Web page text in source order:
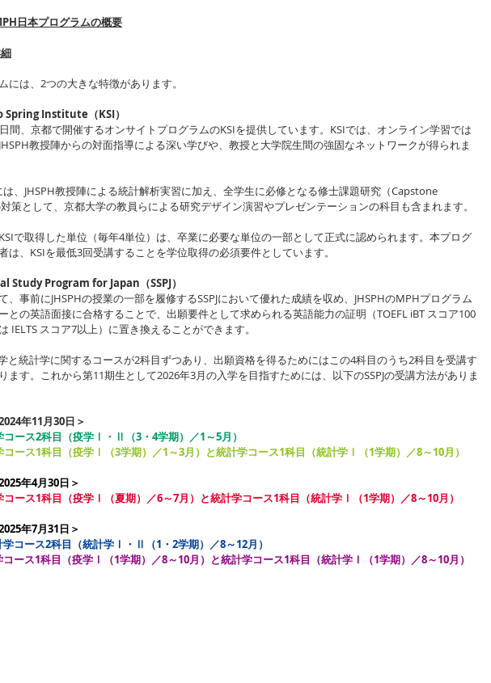
日本プログラムの概要
には、2つの大きな特徴があります。
Spring Institute（KSI）
間、京都で開催するオンサイトプログラムのKSIを提供しています。KSIでは、オンライン学習では
教授陣からの対面指導による深い学びや、教授と大学院生間の強固なネットワークが得られま
は、JHSPH教授陣による統計解析実習に加え、全学生に必修となる修士課題研究（Capstone
策として、京都大学の教員らによる研究デザイン演習やプレゼンテーションの科目も含まれます。
で取得した単位（毎年4単位）は、卒業に必要な単位の一部として正式に認められます。本プログ
は、KSIを最低3回受講することを学位取得の必須要件としています。
Study Program for Japan（SSPJ）
、事前にJHSPHの授業の一部を履修するSSPJにおいて優れた成績を収め、JHSPHのMPHプログラム
との英語面接に合格することで、出願要件として求められる英語能力の証明（TOEFL iBT スコア100
IELTS スコア7以上）に置き換えることができます。
と統計学に関するコースが2科目ずつあり、出願資格を得るためにはこの4科目のうち2科目を受講す
ます。これから第11期生として2026年3月の入学を目指すためには、以下のSSPJの受講方法がありま
年11月30日＞
コース2科目（疫学Ⅰ・Ⅱ（3・4学期）／1～5月）
コース1科目（疫学Ⅰ（3学期）／1～3月）と統計学コース1科目（統計学Ⅰ（1学期）／8～10月）
年4月30日＞
コース1科目（疫学Ⅰ（夏期）／6～7月）と統計学コース1科目（統計学Ⅰ（1学期）／8～10月）
年7月31日＞
学コース2科目（統計学Ⅰ・Ⅱ（1・2学期）／8～12月）
コース1科目（疫学Ⅰ（1学期）／8～10月）と統計学コース1科目（統計学Ⅰ（1学期）／8～10月）